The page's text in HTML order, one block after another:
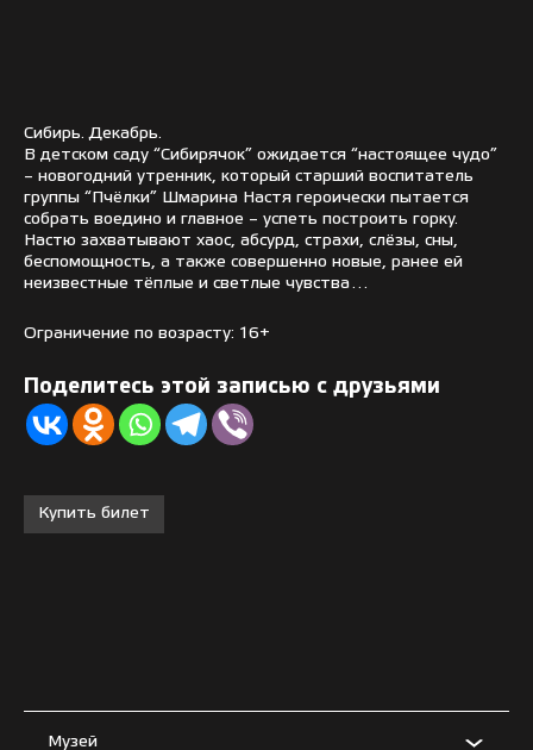
Сибирь. Декабрь.
В детском саду “Сибирячок” ожидается “настоящее чудо”
– новогодний утренник, который старший воспитатель
группы “Пчёлки” Шмарина Настя героически пытается
собрать воедино и главное – успеть построить горку.
Настю захватывают хаос, абсурд, страхи, слёзы, сны,
беспомощность, а также совершенно новые, ранее ей
неизвестные тёплые и светлые чувства…
Ограничение по возрасту: 16+
Поделитесь этой записью с друзьями
Купить билет
Музей